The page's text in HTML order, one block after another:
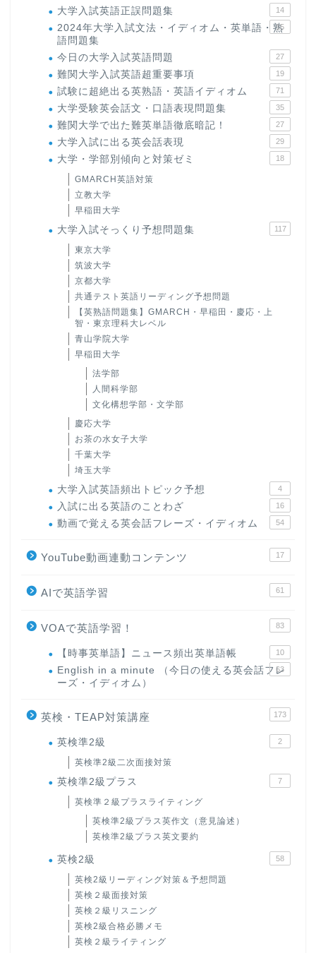
大学入試英語正誤問題集 14
2024年大学入試文法・イディオム・英単語・熟
語問題集
15
今日の大学入試英語問題 27
難関大学入試英語超重要事項 19
試験に超絶出る英熟語・英語イディオム 71
大学受験英会話文・口語表現問題集 35
難関大学で出た難英単語徹底暗記！ 27
大学入試に出る英会話表現 29
大学・学部別傾向と対策ゼミ 18
GMARCH英語対策
立教大学
早稲田大学
大学入試そっくり予想問題集 117
東京大学
筑波大学
京都大学
共通テスト英語リーディング予想問題
【英熟語問題集】GMARCH・早稲田・慶応・上
智・東京理科大レベル
青山学院大学
早稲田大学
法学部
人間科学部
文化構想学部・文学部
慶応大学
お茶の水女子大学
千葉大学
埼玉大学
大学入試英語頻出トピック予想 4
入試に出る英語のことわざ 16
動画で覚える英会話フレーズ・イディオム 54
YouTube動画連動コンテンツ 17
AIで英語学習 61
VOAで英語学習！ 83
【時事英単語】ニュース頻出英単語帳 10
English in a minute （今日の使える英会話フレ
ーズ・イディオム）
63
英検・TEAP対策講座 173
英検準2級 2
英検準2級二次面接対策
英検準2級プラス 7
英検準２級プラスライティング
英検準2級プラス英作文（意見論述）
英検準2級プラス英文要約
英検2級 58
英検2級リーディング対策＆予想問題
英検２級面接対策
英検２級リスニング
英検2級合格必勝メモ
英検２級ライティング